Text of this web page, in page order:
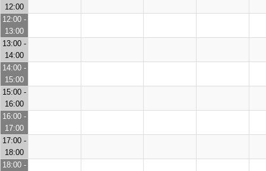
12:00
12:00 -
13:00
13:00 -
14:00
14:00 -
15:00
15:00 -
16:00
16:00 -
17:00
17:00 -
18:00
18:00 -